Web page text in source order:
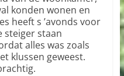
konden wonen en
heeft s ’avonds voor
steiger staan
alles was zoals
klussen geweest.